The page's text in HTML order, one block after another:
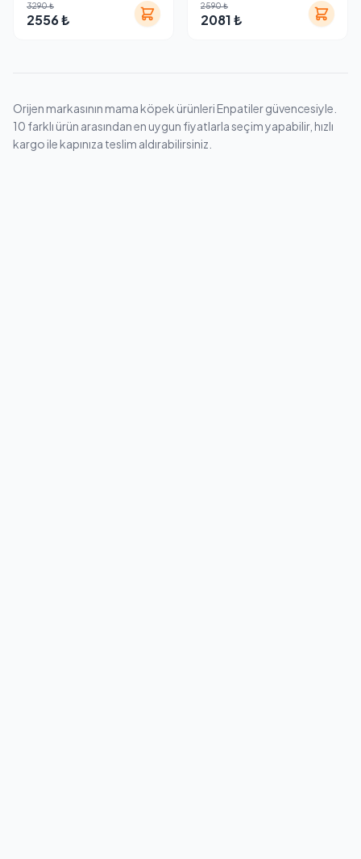
3290 ₺
2556 ₺
Maması
2590 ₺
2081 ₺
Orijen markasının mama köpek ürünleri Enpatiler güvencesiyle.
10 farklı ürün arasından en uygun fiyatlarla seçim yapabilir, hızlı
kargo ile kapınıza teslim aldırabilirsiniz.